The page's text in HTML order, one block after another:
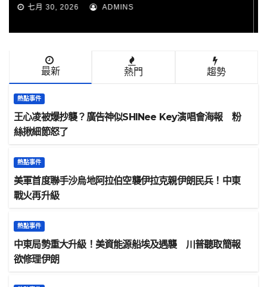
七月 30, 2026 ADMINS
最新 熱門 趨勢
熱點事件
王心凌被爆抄襲？廣告神似SHINee Key演唱會海報 粉
絲揪細節怒了
熱點事件
美軍首度聯手沙烏地阿拉伯空襲伊拉克親伊朗民兵！中東
戰火再升級
熱點事件
中東局勢重大升級！美資能源船埃及遇襲 川普聽取簡報
欲修理伊朗